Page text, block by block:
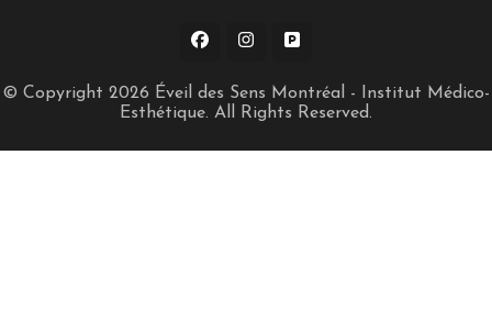
© Copyright 2026 Éveil des Sens Montréal - Institut Médico-
Esthétique. All Rights Reserved.